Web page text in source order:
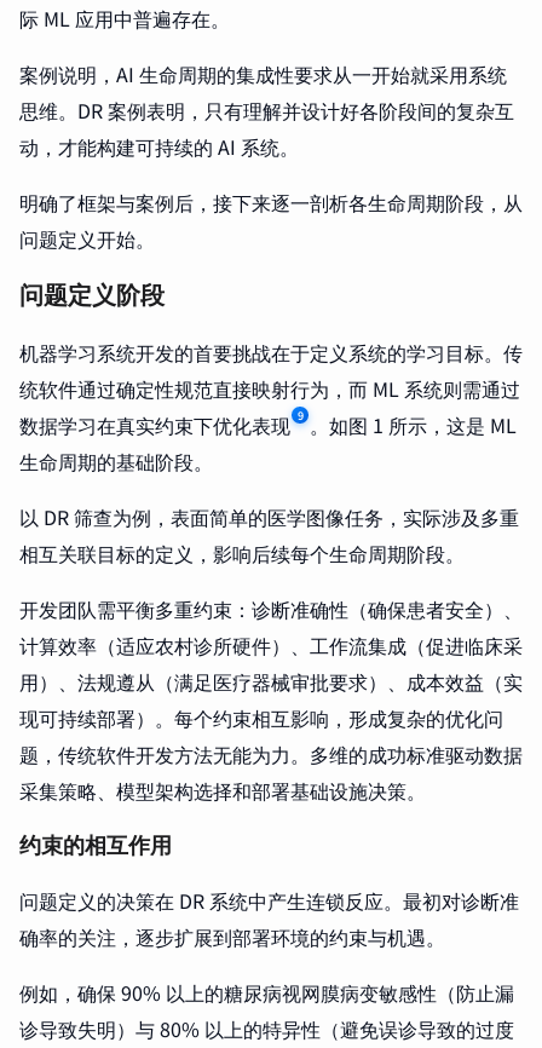
际 ML 应用中普遍存在。
案例说明，AI 生命周期的集成性要求从一开始就采用系统
思维。DR 案例表明，只有理解并设计好各阶段间的复杂互
动，才能构建可持续的 AI 系统。
明确了框架与案例后，接下来逐一剖析各生命周期阶段，从
问题定义开始。
问题定义阶段
机器学习系统开发的首要挑战在于定义系统的学习目标。传
统软件通过确定性规范直接映射行为，而 ML 系统则需通过
数据学习在真实约束下优化表现 9 。如图 1 所示，这是 ML
生命周期的基础阶段。
以 DR 筛查为例，表面简单的医学图像任务，实际涉及多重
相互关联目标的定义，影响后续每个生命周期阶段。
开发团队需平衡多重约束：诊断准确性（确保患者安全）、
计算效率（适应农村诊所硬件）、工作流集成（促进临床采
用）、法规遵从（满足医疗器械审批要求）、成本效益（实
现可持续部署）。每个约束相互影响，形成复杂的优化问
题，传统软件开发方法无能为力。多维的成功标准驱动数据
采集策略、模型架构选择和部署基础设施决策。
约束的相互作用
问题定义的决策在 DR 系统中产生连锁反应。最初对诊断准
确率的关注，逐步扩展到部署环境的约束与机遇。
例如，确保 90% 以上的糖尿病视网膜病变敏感性（防止漏
诊导致失明）与 80% 以上的特异性（避免误诊导致的过度